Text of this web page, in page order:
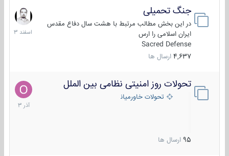
جنگ تحمیلی
در این بخش مطالب مرتبط با هشت سال دفاع مقدس
ایران اسلامی را ارس
Sacred Defense
4,637 ارسال ها
20
اسفند
1403
تحولات روز امنیتی نظامی بین الملل
تحولات خاورمیانه
95 ارسال ها
21
آذر
1403